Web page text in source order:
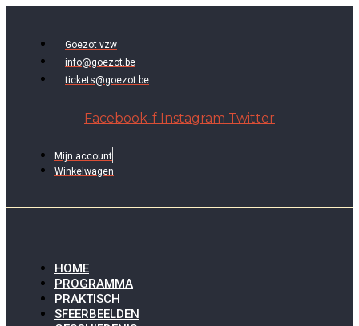
inhoud
Goezot vzw
info@goezot.be
tickets@goezot.be
Facebook-f Instagram Twitter
Mijn account
Winkelwagen
HOME
PROGRAMMA
PRAKTISCH
SFEERBEELDEN